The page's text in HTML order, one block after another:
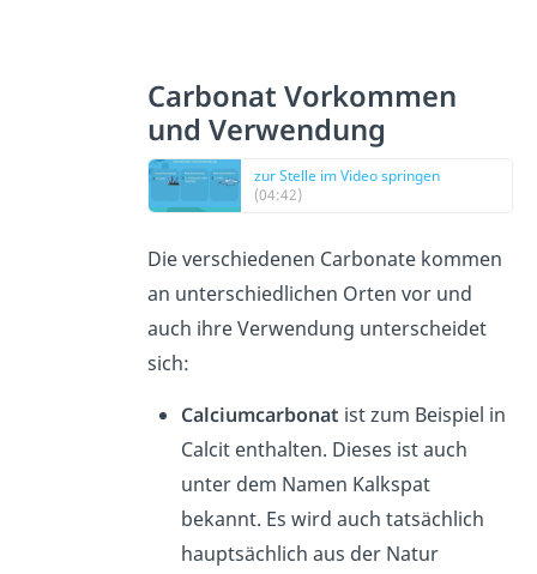
Carbonat Vorkommen
und Verwendung
zur Stelle im Video springen
(04:42)
Die verschiedenen Carbonate kommen
an unterschiedlichen Orten vor und
auch ihre Verwendung unterscheidet
sich:
Calciumcarbonat ist zum Beispiel in
Calcit enthalten. Dieses ist auch
unter dem Namen Kalkspat
bekannt. Es wird auch tatsächlich
hauptsächlich aus der Natur